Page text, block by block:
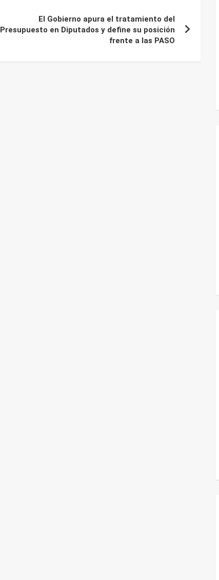
El Gobierno apura el tratamiento del
Presupuesto en Diputados y define su posición
frente a las PASO